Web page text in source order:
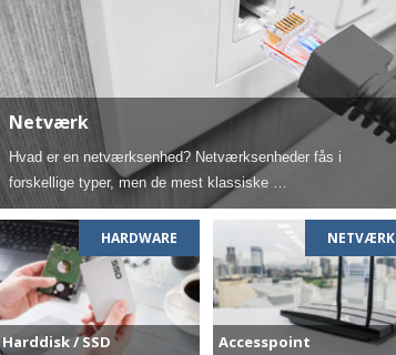
Netværk
Hvad er en netværksenhed? Netværksenheder fås i
forskellige typer, men de mest klassiske …
HARDWARE
Harddisk / SSD
NETVÆRK
Accesspoint